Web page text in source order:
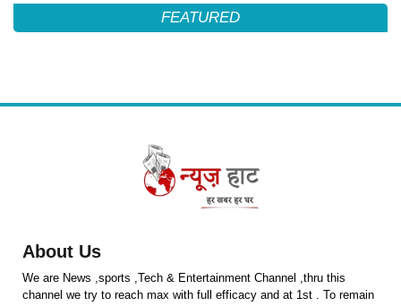
FEATURED
About Us
We are News ,sports ,Tech & Entertainment Channel ,thru this
channel we try to reach max with full efficacy and at 1st . To remain